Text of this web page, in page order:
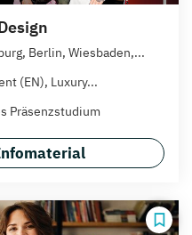
Berlin, Wiesbaden,...
(EN), Luxury...
Präsenzstudium